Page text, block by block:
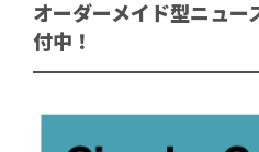
オーダーメイド型ニュー
付中！